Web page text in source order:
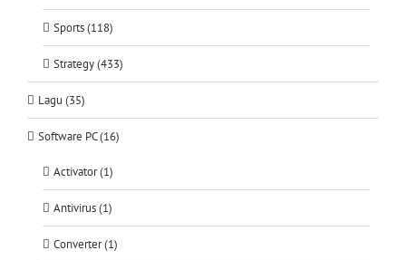
Sports (118)
Strategy (433)
Lagu (35)
Software PC (16)
Activator (1)
Antivirus (1)
Converter (1)